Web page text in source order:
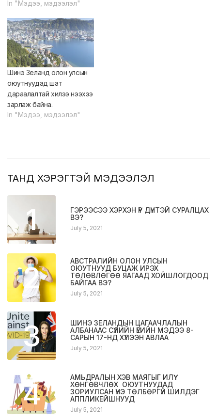
In "Мэдээ, мэдээлэл"
Шинэ Зеланд олон улсын
оюутнуудад шат
дараалалтай хилээ нээхээ
зарлаж байна.
In "Мэдээ, мэдээлэл"
ТАНД ХЭРЭГТЭЙ МЭДЭЭЛЭЛ
1
ГЭРЭЭСЭЭ ХЭРХЭН ҮР ДҮНТЭЙ СУРАЛЦАХ
ВЭ?
July 5, 2021
2
АВСТРАЛИЙН ОЛОН УЛСЫН
ОЮУТНУУД БУЦАЖ ИРЭХ
ТӨЛӨВЛӨГӨӨ ЯАГААД ХОЙШЛОГДООД
БАЙГАА ВЭ?
July 5, 2021
3
ШИНЭ ЗЕЛАНДЫН ЦАГААЧЛАЛЫН
АЛБАНААС СҮҮЛИЙН ҮЕИЙН МЭДЭЭ 8-
САРЫН 17-НД ХҮЛЭЭН АВЛАА
July 5, 2021
4
АМЬДРАЛЫН ХЭВ МАЯГЫГ ИЛҮҮ
ХӨНГӨВЧЛӨХ ОЮУТНУУДАД
ЗОРИУЛСАН ҮНЭ ТӨЛБӨРГҮЙ ШИЛДЭГ
АППЛИКЕЙШНУУД
July 5, 2021